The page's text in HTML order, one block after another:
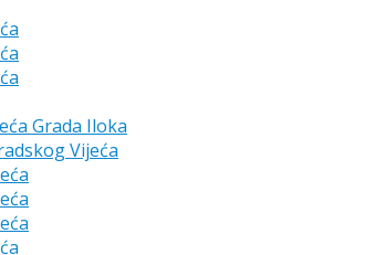
Grada Iloka
Vijeća